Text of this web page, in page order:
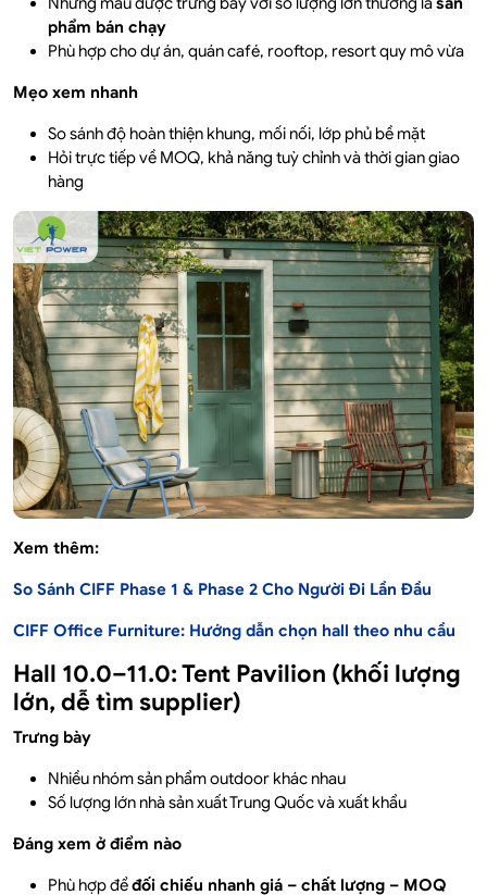
phẩm bán chạy
Phù hợp cho dự án, quán café, rooftop, resort quy mô vừa
Mẹo xem nhanh
So sánh độ hoàn thiện khung, mối nối, lớp phủ bề mặt
Hỏi trực tiếp về MOQ, khả năng tuỳ chỉnh và thời gian giao
hàng
Xem thêm:
So Sánh CIFF Phase 1 & Phase 2 Cho Người Đi Lần Đầu
CIFF Office Furniture: Hướng dẫn chọn hall theo nhu cầu
Hall 10.0–11.0: Tent Pavilion (khối lượng
lớn, dễ tìm supplier)
Trưng bày
Nhiều nhóm sản phẩm outdoor khác nhau
Số lượng lớn nhà sản xuất Trung Quốc và xuất khẩu
Đáng xem ở điểm nào
Phù hợp đểđối chiếu nhanh giá – chất lượng – MOQ